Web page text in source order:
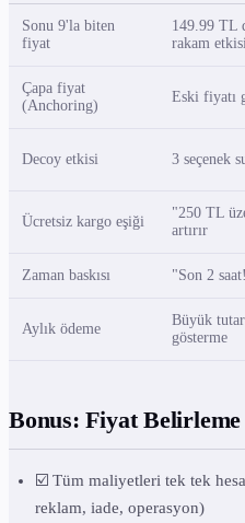
Sonu 9'la biten
fiyat
149.99 TL
rakam etkisi
Çapa fiyat
(Anchoring)
Eski fiyatı
Decoy etkisi 3 seçenek
Ücretsiz kargo eşiği
"250 TL
artırır
Zaman baskısı "Son 2
Aylık ödeme
Büyük
gösterme
Bonus: Fiyat
☑️ Tüm maliyetleri tek tek
reklam, iade, operasyon)